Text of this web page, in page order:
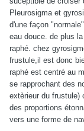
Pleurosigma et
d'une façon
eau douce. de plus
raphé. chez
frustule,il est donc
raphé est centré au
se rapprochant des
extèrieur du frustule)
des proportions
vers une forme de